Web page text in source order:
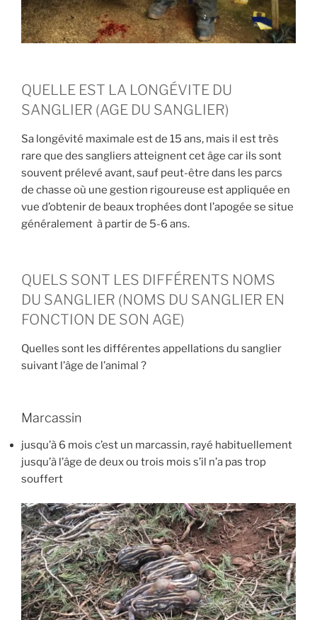
QUELLE EST LA LONGÉVITE DU
SANGLIER (AGE DU SANGLIER)
Sa longévité maximale est de 15 ans, mais il est très
rare que des sangliers atteignent cet âge car ils sont
souvent prélevé avant, sauf peut-être dans les parcs
de chasse où une gestion rigoureuse est appliquée en
vue d’obtenir de beaux trophées dont l’apogée se situe
généralement à partir de 5-6 ans.
QUELS SONT LES DIFFÉRENTS NOMS
DU SANGLIER (NOMS DU SANGLIER EN
FONCTION DE SON AGE)
Quelles sont les différentes appellations du sanglier
suivant l’âge de l’animal ?
Marcassin
jusqu’à 6 mois c’est un marcassin, rayé habituellement
jusqu’à l’âge de deux ou trois mois s’il n’a pas trop
souffert